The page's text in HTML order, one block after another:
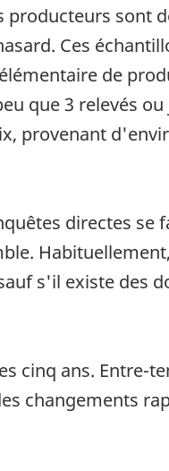
sont
Ces
de
que 3 relevés
provenant
directes se
s'il existe des
cinq ans. Entre-
changements